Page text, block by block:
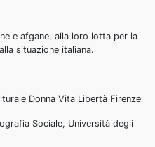
e afgane, alla loro lotta per la
situazione italiana.
Donna Vita Libertà Firenze
Sociale, Università degli